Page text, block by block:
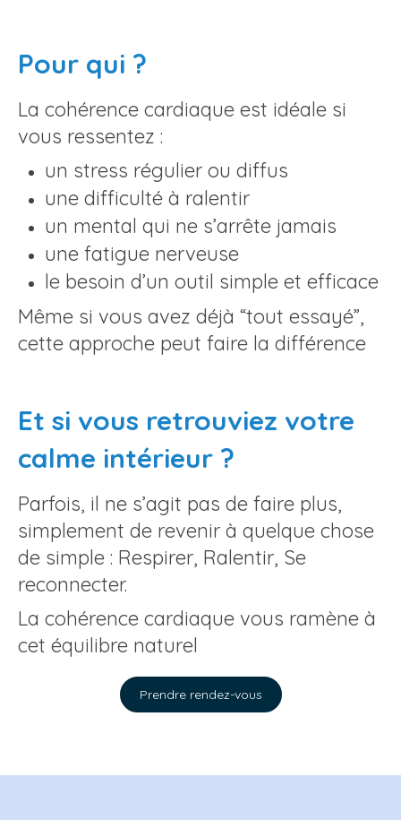
Pour qui ?
La cohérence cardiaque est idéale si
vous ressentez :
un stress régulier ou diffus
une difficulté à ralentir
un mental qui ne s’arrête jamais
une fatigue nerveuse
le besoin d’un outil simple et efficace
Même si vous avez déjà “tout essayé”,
cette approche peut faire la différence
Et si vous retrouviez votre
calme intérieur ?
Parfois, il ne s’agit pas de faire plus,
simplement de revenir à quelque chose
de simple : Respirer, Ralentir, Se
reconnecter.
La cohérence cardiaque vous ramène à
cet équilibre naturel
Prendre rendez-vous